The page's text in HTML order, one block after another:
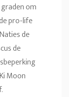
om
pro-life
de
de
Moon